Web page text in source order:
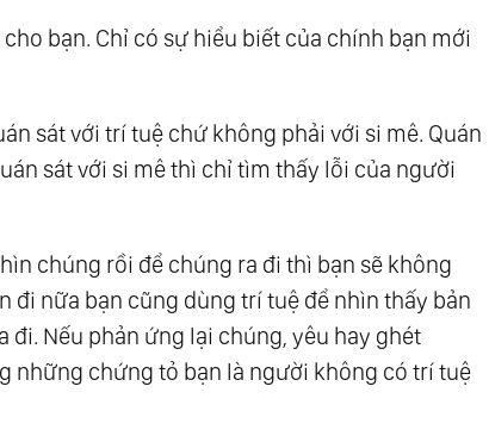
bạn. Chỉ có sự hiểu biết của chính bạn mới
sát với trí tuệ chứ không phải với si mê. Quán
sát với si mê thì chỉ tìm thấy lỗi của người
chúng rồi để chúng ra đi thì bạn sẽ không
đi nữa bạn cũng dùng trí tuệ để nhìn thấy bản
Nếu phản ứng lại chúng, yêu hay ghét
những chứng tỏ bạn là người không có trí tuệ